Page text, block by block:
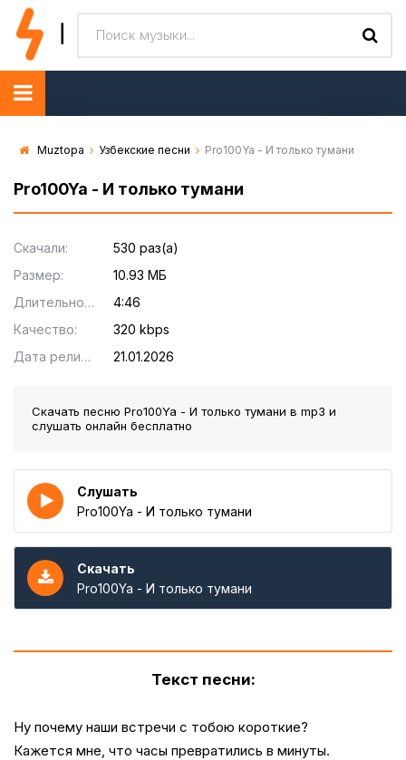
Muztopa Узбекские песни Pro100Ya - И только тумани
Pro100Ya - И только тумани
Скачали:
530 раз(а)
Размер:
10.93 МБ
Длительность:
4:46
Качество:
320 kbps
Дата релиза:
21.01.2026
Скачать песню Pro100Ya - И только тумани в mp3 и
слушать онлайн бесплатно
Слушать
Pro100Ya - И только тумани
Скачать
Pro100Ya - И только тумани
Текст песни:
Ну почему наши встречи с тобою короткие?
Кажется мне, что часы превратились в минуты.